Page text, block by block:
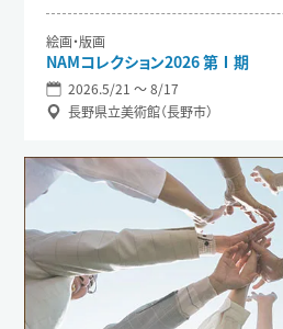
絵画・版画
NAMコレクション2026 第Ⅰ期
2026.5/21 〜 8/17
長野県立美術館（長野市）